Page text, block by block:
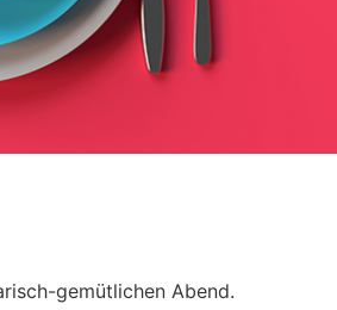
gemütlichen Abend.